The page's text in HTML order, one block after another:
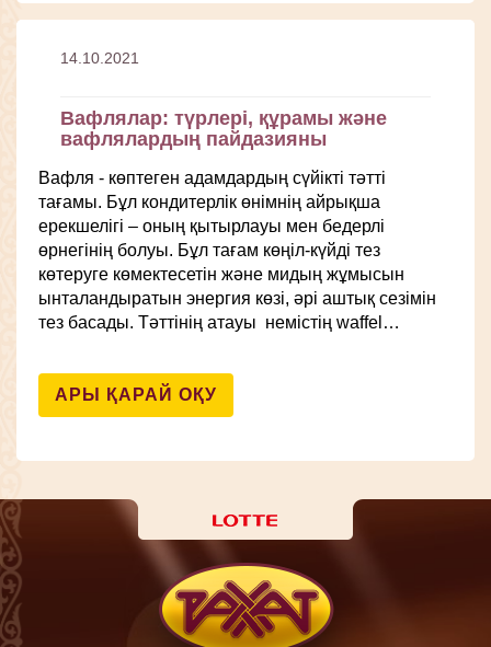
14.10.2021
Вафлялар: түрлері, құрамы және
вафлялардың пайдазияны
Вафля - көптеген адамдардың сүйікті тәтті
тағамы. Бұл кондитерлік өнімнің айрықша
ерекшелігі – оның қытырлауы мен бедерлі
өрнегінің болуы. Бұл тағам көңіл-күйді тез
көтеруге көмектесетін және мидың жұмысын
ынталандыратын энергия көзі, әрі аштық сезімін
тез басады. Тәттінің атауы немістің waffel…
АРЫ ҚАРАЙ ОҚУ